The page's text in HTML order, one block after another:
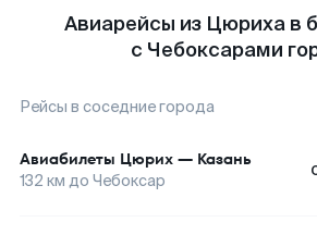
Авиарейсы из Цюриха в
с Чебоксарами
Рейсы в соседние города
Авиабилеты Цюрих — Казань
132 км до Чебоксар